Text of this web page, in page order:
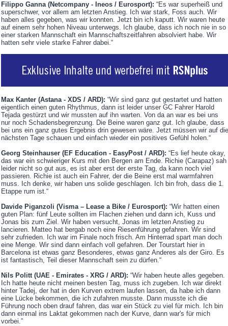
Filippo Ganna (Netcompany - Ineos / Eurosport): “Es war superheiß und
superschwer, vor allem am letzten Anstieg. Ich war stark, Foss auch. Wir
haben alles gegeben, was wir konnten. Jetzt bin ich kaputt. Wir waren heute
auf einem sehr hohen Niveau unterwegs. Ich glaube, dass ich noch nie in so
einer starken Mannschaft ein Mannschaftszeitfahren absolviert habe. Wir
hatten sehr viele starke Fahrer dabei.“
Max Kanter (Astana - XDS / ARD): “Wir sind ganz gut gestartet und hatten
eigentlich einen guten Rhythmus, dann ist leider unser GC Fahrer Harold
Tejada gestürzt und wir mussten auf ihn warten. Von da an war es bei uns
nur noch Schadensbegrenzung. Die Beine waren ganz gut. Ich glaube, dass
bei uns ein ganz gutes Ergebnis drin gewesen wäre. Jetzt müssen wir auf die
nächsten Tage schauen und einfach wieder ein positives Gefühl holen.“
Georg Steinhauser (EF Education - EasyPost / ARD): “Es lief heute okay,
das war ein schwieriger Kurs mit den Bergen am Ende. Richie (Carapaz) sah
leider nicht so gut aus, es ist aber erst der erste Tag, da kann noch viel
passieren. Richie ist auch ein Fahrer, der die Beine erst mal warmfahren
muss. Ich denke, wir haben uns solide geschlagen. Ich bin froh, dass die 1.
Etappe rum ist.“
Davide Piganzoli (Visma – Lease a Bike / Eurosport): “Wir hatten einen
guten Plan: fünf Leute sollten im Flachen ziehen und dann ich, Kuss und
Jonas bis zum Ziel. Wir haben versucht, Jonas im letzten Anstieg zu
lancieren. Matteo hat bergab noch eine Riesenführung gefahren. Wir sind
sehr zufrieden. Ich war im Finale noch frisch. Am Hinterrad spart man doch
eine Menge. Wir sind dann einfach voll gefahren. Der Tourstart hier in
Barcelona ist etwas ganz Besonderes, etwas ganz Anderes als der Giro. Es
ist fantastisch, Teil dieser Mannschaft sein zu dürfen.“
Nils Politt (UAE - Emirates - XRG / ARD): “Wir haben heute alles gegeben.
Ich hatte heute nicht meinen besten Tag, muss ich zugeben. Ich war direkt
hinter Tadej, der hat in den Kurven extrem laufen lassen, da habe ich dann
eine Lücke bekommen, die ich zufahren musste. Dann musste ich die
Führung noch oben drauf fahren, das war ein Stück zu viel für mich. Ich bin
dann einmal ins Laktat gekommen nach der Kurve, dann war's für mich
vorbei.”